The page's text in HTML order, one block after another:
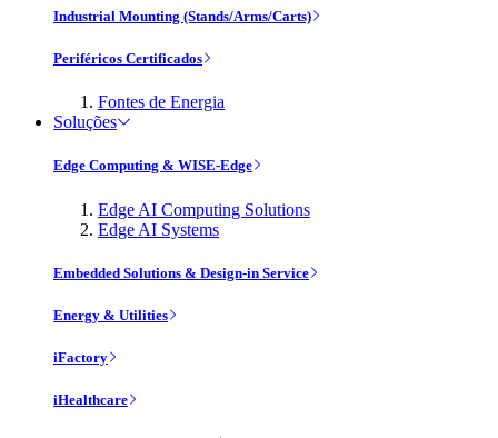
Industrial Mounting (Stands/Arms/Carts)
Periféricos Certificados
Fontes de Energia
Soluções
Edge Computing & WISE-Edge
Edge AI Computing Solutions
Edge AI Systems
Embedded Solutions & Design-in Service
Energy & Utilities
iFactory
iHealthcare